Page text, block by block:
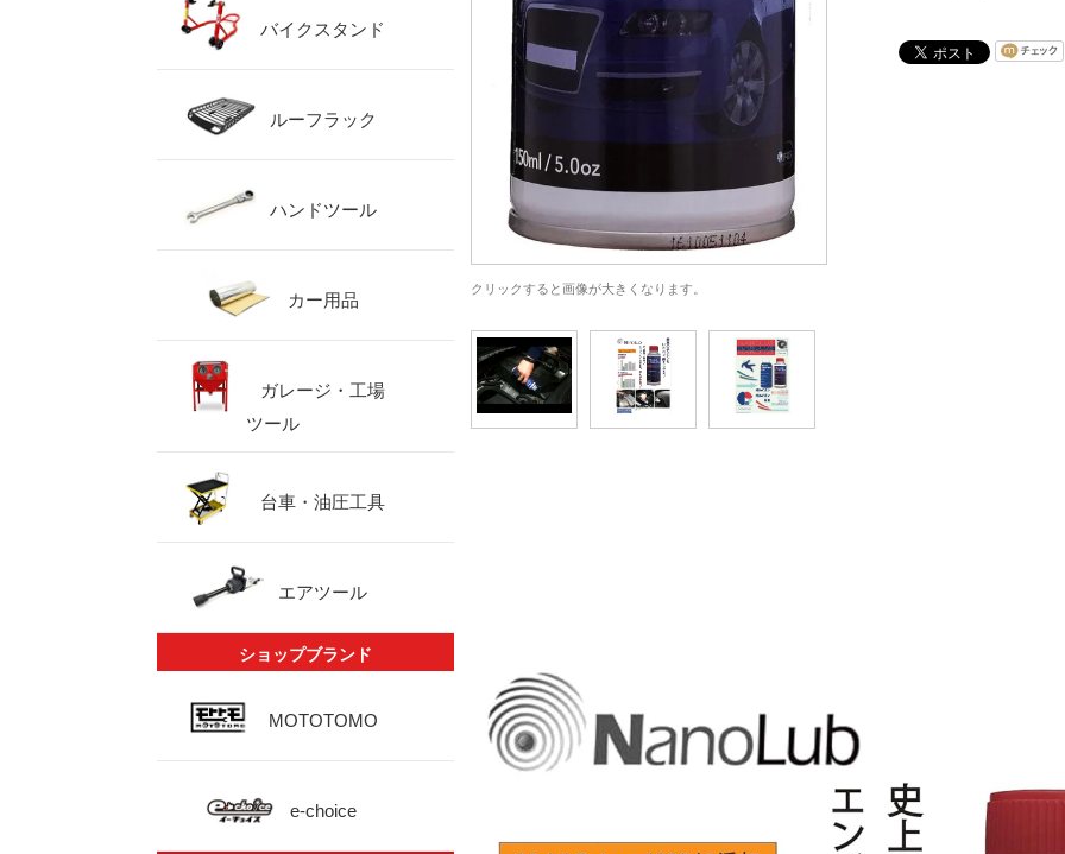
バイクスタンド
ルーフラック
ハンドツール
カー用品
ガレージ・工場
ツール
台車・油圧工具
エアツール
ショップブランド
MOTOTOMO
e-choice
クリックすると画像が大きくなります。